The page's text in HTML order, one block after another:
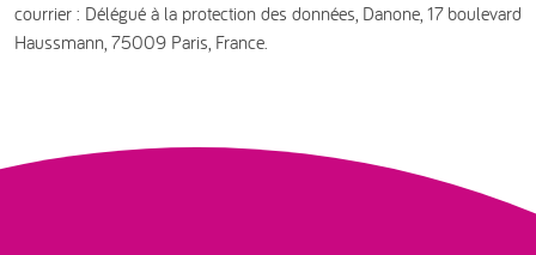
courrier : Délégué à la protection des données, Danone, 17 boulevard
Haussmann, 75009 Paris, France.